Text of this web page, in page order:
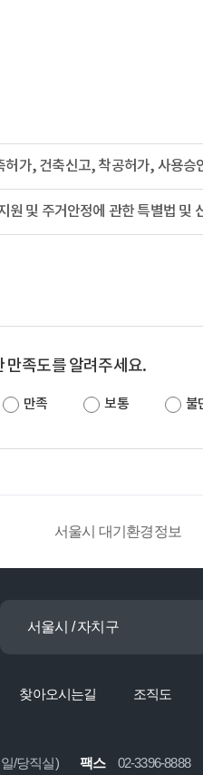
허가, 건축신고, 착공허가, 사용승
원 및 주거안정에 관한 특별법 및
만족도를 알려주세요.
만족 보통 불
서울시 대기환경정보
서울시 / 자치구
찾아오시는길 조직도
/당직실) 팩스 02-3396-8888